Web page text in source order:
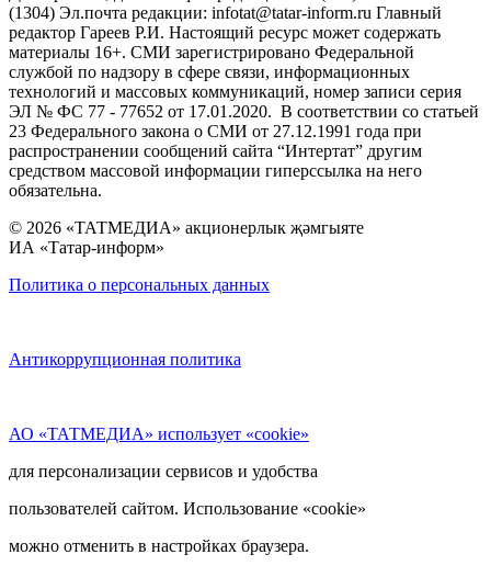
(1304) Эл.почта редакции: infotat@tatar-inform.ru Главный
редактор Гареев Р.И. Настоящий ресурс может содержать
материалы 16+. СМИ зарегистрировано Федеральной
службой по надзору в сфере связи, информационных
технологий и массовых коммуникаций, номер записи серия
ЭЛ № ФС 77 - 77652 от 17.01.2020. В соответствии со статьей
23 Федерального закона о СМИ от 27.12.1991 года при
распространении сообщений сайта “Интертат” другим
средством массовой информации гиперссылка на него
обязательна.
© 2026 «ТАТМЕДИА» акционерлык җәмгыяте
ИА «Татар-информ»
Политика о персональных данных
Антикоррупционная политика
АО «ТАТМЕДИА» использует «cookie»
для персонализации сервисов и удобства
пользователей сайтом. Использование «cookie»
можно отменить в настройках браузера.